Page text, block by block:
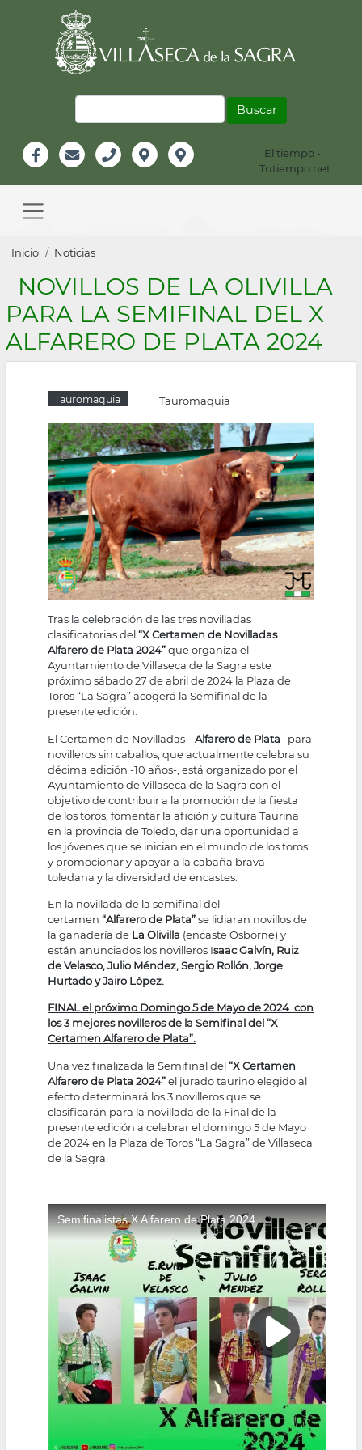
Información
Header
El tiempo -
Tutiempo.net
navigation
Sobrescribir
enlaces
de
ayuda
a
navegación
Inicio Noticias
NOVILLOS DE LA OLIVILLA
PARA LA SEMIFINAL DEL X
ALFARERO DE PLATA 2024
Tauromaquia Tauromaquia
Tras la celebración de las tres novilladas
clasificatorias del“X Certamen de Novilladas
Alfarero de Plata 2024”que organiza el
Ayuntamiento de Villaseca de la Sagra este
próximo sábado 27 de abril de 2024 la Plaza de
Toros “La Sagra” acogerá la Semifinal de la
presente edición.
El Certamen de Novilladas –Alfarero de Plata– para
novilleros sin caballos, que actualmente celebra su
décima edición -10 años-, está organizado por el
Ayuntamiento de Villaseca de la Sagra con el
objetivo de contribuir a la promoción de la fiesta
de los toros, fomentar la afición y cultura Taurina
en la provincia de Toledo, dar una oportunidad a
los jóvenes que se inician en el mundo de los toros
y promocionar y apoyar a la cabaña brava
toledana y la diversidad de encastes.
En la novillada de la semifinal del
certamen “Alfarero de Plata”se lidiaran novillos de
la ganadería de La Olivilla (encaste Osborne) y
están anunciados los novilleros Isaac Galvín, Ruiz
de Velasco, Julio Méndez, Sergio Rollón, Jorge
Hurtado y Jairo López.
FINAL el próximo Domingo 5 de Mayo de 2024 con
los 3 mejores novilleros de la Semifinal del “X
Certamen Alfarero de Plata”.
Una vez finalizada la Semifinal del“X Certamen
Alfarero de Plata 2024”el jurado taurino elegido al
efecto determinará los 3 novilleros que se
clasificarán para la novillada de la Final de la
presente edición a celebrar el domingo 5 de Mayo
de 2024 en la Plaza de Toros “La Sagra” de Villaseca
de la Sagra.